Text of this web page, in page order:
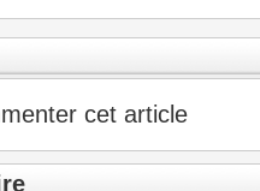
cet article